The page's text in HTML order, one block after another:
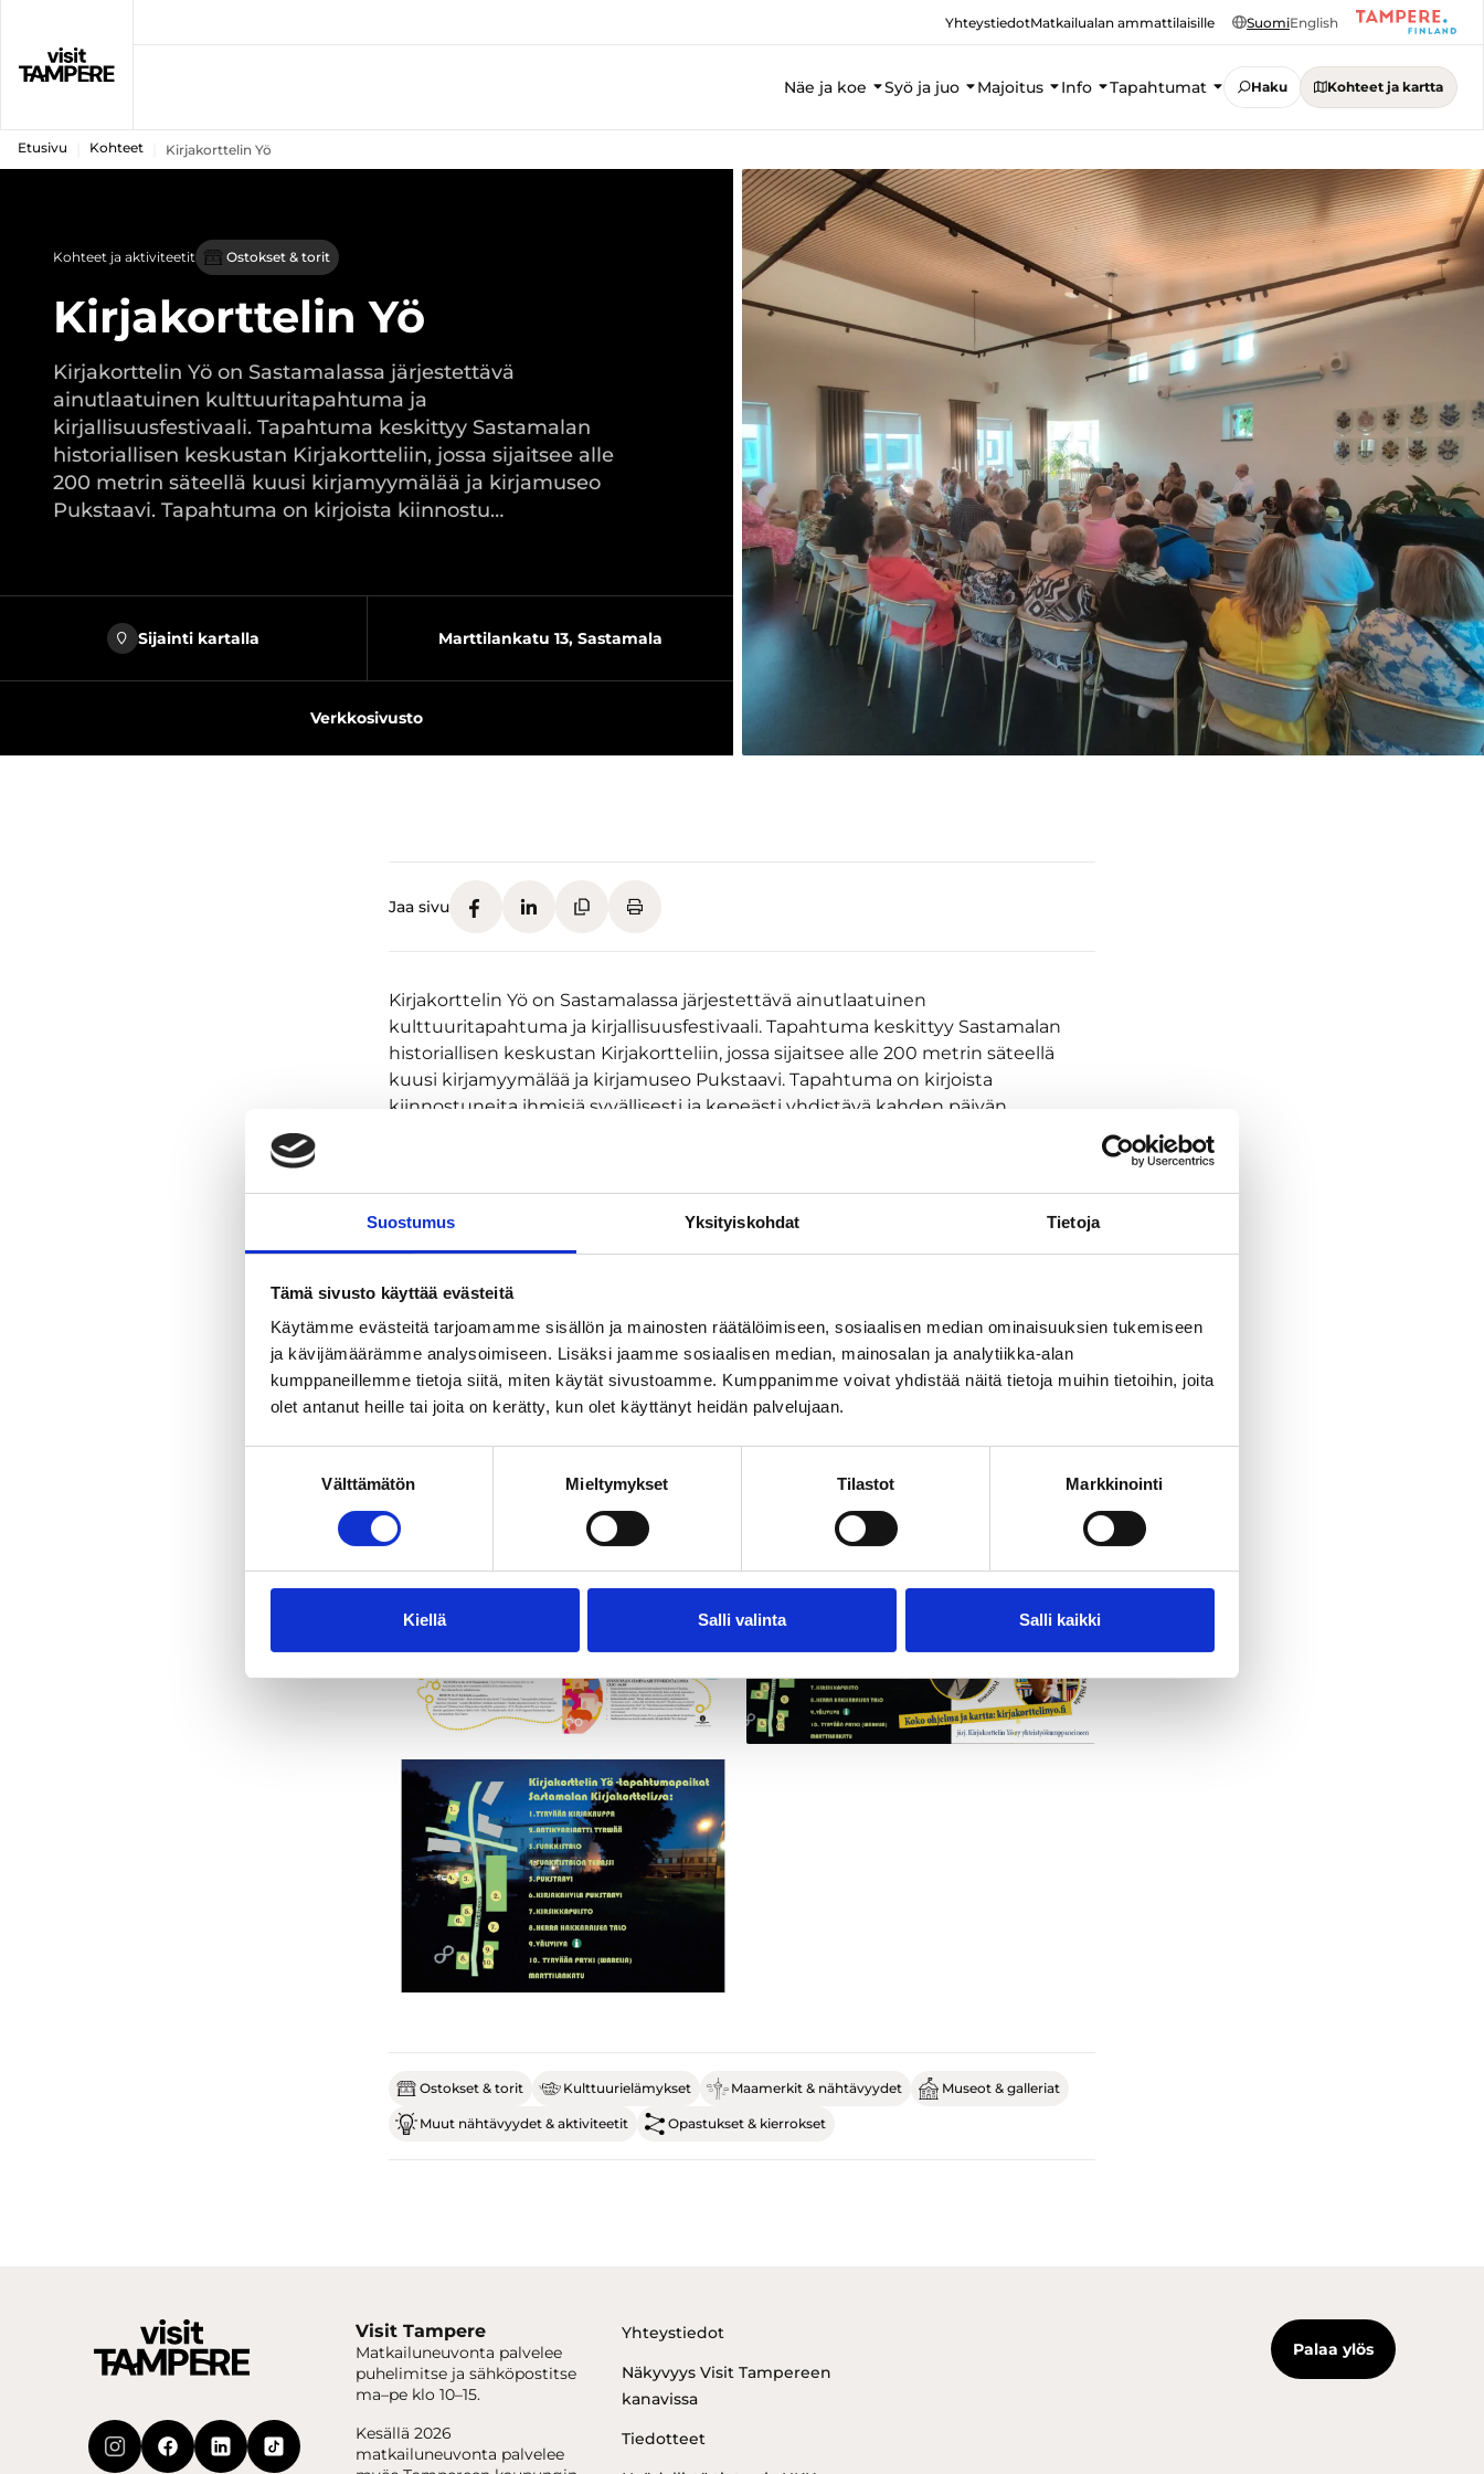
Suostumus Yksityiskohdat Tietoja
Tämä sivusto käyttää evästeitä
Käytämme evästeitä tarjoamamme sisällön ja mainosten räätälöimiseen, sosiaalisen median ominaisuuksien tukemiseen
ja kävijämäärämme analysoimiseen. Lisäksi jaamme sosiaalisen median, mainosalan ja analytiikka-alan
kumppaneillemme tietoja siitä, miten käytät sivustoamme. Kumppanimme voivat yhdistää näitä tietoja muihin tietoihin, joita
olet antanut heille tai joita on kerätty, kun olet käyttänyt heidän palvelujaan.
Välttämätön Mieltymykset Tilastot Markkinointi
Kiellä Salli valinta Salli kaikki
YhteystiedotMatkailualan ammattilaisille SuomiEnglish
Näe ja koe Syö ja juo Majoitus Info Tapahtumat Haku Kohteet ja kartta
Etusivu Kohteet Kirjakorttelin Yö
Kohteet ja aktiviteetit Ostokset & torit
Kirjakorttelin Yö
Kirjakorttelin Yö on Sastamalassa järjestettävä
ainutlaatuinen kulttuuritapahtuma ja
kirjallisuusfestivaali. Tapahtuma keskittyy Sastamalan
historiallisen keskustan Kirjakortteliin, jossa sijaitsee alle
200 metrin säteellä kuusi kirjamyymälää ja kirjamuseo
Pukstaavi. Tapahtuma on kirjoista kiinnostu…
Sijainti kartalla Marttilankatu 13, Sastamala
Verkkosivusto
Jaa sivu
Kirjakorttelin Yö on Sastamalassa järjestettävä ainutlaatuinen
kulttuuritapahtuma ja kirjallisuusfestivaali. Tapahtuma keskittyy Sastamalan
historiallisen keskustan Kirjakortteliin, jossa sijaitsee alle 200 metrin säteellä
kuusi kirjamyymälää ja kirjamuseo Pukstaavi. Tapahtuma on kirjoista
kiinnostuneita ihmisiä syvällisesti ja kepeästi yhdistävä kahden päivän
Ostokset & torit Kulttuurielämykset Maamerkit & nähtävyydet Museot & galleriat
Muut nähtävyydet & aktiviteetit Opastukset & kierrokset
Visit Tampere
Matkailuneuvonta palvelee
puhelimitse ja sähköpostitse
ma–pe klo 10–15.
Kesällä 2026
matkailuneuvonta palvelee
Yhteystiedot
Näkyvyys Visit Tampereen
kanavissa
Tiedotteet
Palaa ylös